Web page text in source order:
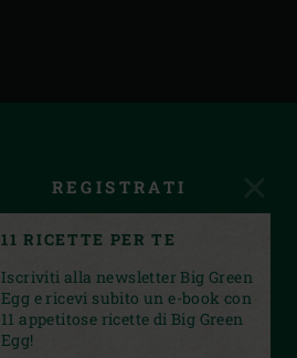
REGISTRATI
11 RICETTE PER TE
Iscriviti alla newsletter Big Green
Egg e ricevi subito un e-book con
11 appetitose ricette di Big Green
Egg!